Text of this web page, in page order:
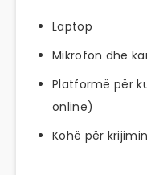
Laptop
Mikrofon dhe
Platformë për
online)
Kohë për